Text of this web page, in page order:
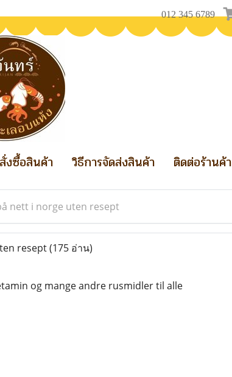
012 345 6789
งซื้อสินค้า วิธีการจัดส่งสินค้า ติดต่อร้านค้า
nett i norge uten resept
resept(175 อ่าน)
og mange andre rusmidler til alle